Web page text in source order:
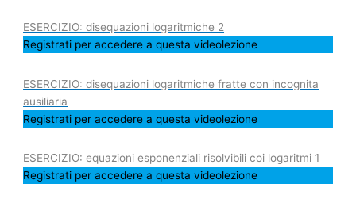
ESERCIZIO: disequazioni logaritmiche 2
Registrati per accedere a questa videolezione
ESERCIZIO: disequazioni logaritmiche fratte con incognita
ausiliaria
Registrati per accedere a questa videolezione
ESERCIZIO: equazioni esponenziali risolvibili coi logaritmi 1
Registrati per accedere a questa videolezione